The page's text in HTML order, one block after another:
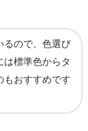
るので、色選び
は標準色からタ
もおすすめです